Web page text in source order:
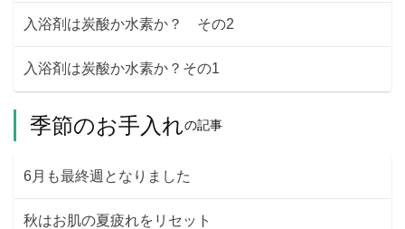
入浴剤は炭酸か水素か？ その2
入浴剤は炭酸か水素か？その1
季節のお手入れの記事
6月も最終週となりました
秋はお肌の夏疲れをリセット